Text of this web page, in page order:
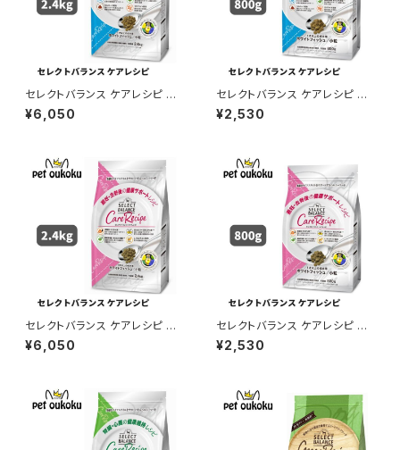
セレクトバランス ケアレシピ ホ
ワイトフィッシュ 小粒 消化器サ
ポートレシピ 1才以上の成犬用
¥6,050
セレクトバランス ケアレシピ ホ
ワイトフィッシュ 小粒 消化器サ
ポートレシピ 1才以上の成犬用
¥2,530
セレクトバランス ケアレシピ ホ
ワイトフィッシュ 小粒 避妊・去勢
後の健康サポートレシピ 1才以
¥6,050
セレクトバランス ケアレシピ ホ
ワイトフィッシュ 小粒 避妊・去勢
後の健康サポートレシピ 1才以
¥2,530